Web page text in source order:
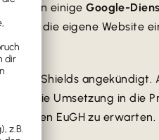
einigeGoogle-
in die eigene Website
Shields angekündigt.
die Umsetzung in die
den EuGH zu erwarten.